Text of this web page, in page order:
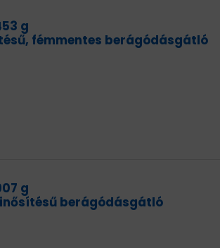
g
fémmentes berágódásgátló
g
berágódásgátló